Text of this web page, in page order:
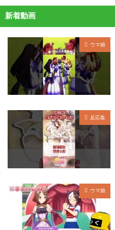
新着動画
ウマ娘
反応集
ウマ娘